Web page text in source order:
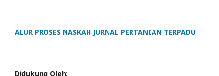
ALUR PROSES NASKAH JURNAL PERTANIAN TERPADU
Didukung Oleh: